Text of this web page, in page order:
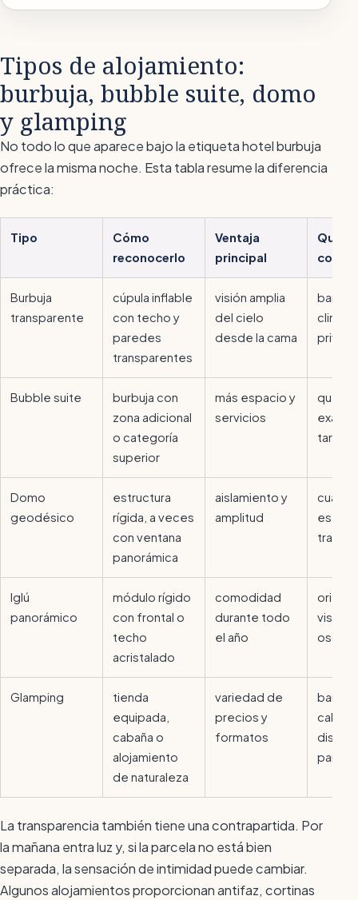
Tipos de alojamiento:
burbuja, bubble suite, domo
y glamping
No todo lo que aparece bajo la etiquetahotel burbuja
ofrece la misma noche. Esta tabla resume la diferencia
práctica:
Tipo
Cómo
reconocerlo
Ventaja
principal
Qué
Burbuja
transparente
cúpula inflable
con techo y
paredes
transparentes
visión amplia
del cielo
desde la cama
baño
Bubble suite
burbuja con
zona adicional
o categoría
superior
más espacio y
servicios
qué
tarifa
Domo
geodésico
estructura
rígida, a veces
con ventana
panorámica
aislamiento y
amplitud
es
Iglú
panorámico
módulo rígido
con frontal o
techo
acristalado
comodidad
durante todo
el año
vistas y
Glamping
tienda
equipada,
cabaña o
alojamiento
de naturaleza
variedad de
precios y
formatos
baño,
La transparencia también tiene una contrapartida. Por
la mañana entra luz y, si la parcela no está bien
separada, la sensación de intimidad puede cambiar.
Algunos alojamientos proporcionan antifaz, cortinas